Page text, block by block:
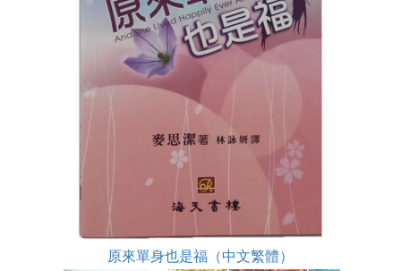
原來單身也是福（中文繁體）